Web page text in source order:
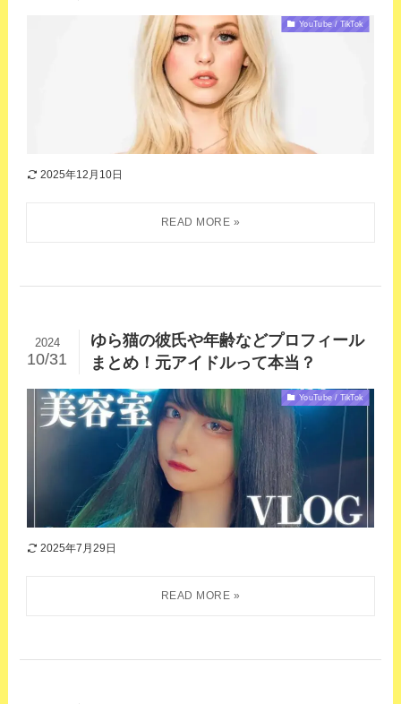
YouTube / TikTok
2025年12月10日
ゆら猫の彼氏や年齢などプロフィール
まとめ！元アイドルって本当？
2024
10/31
YouTube / TikTok
2025年7月29日